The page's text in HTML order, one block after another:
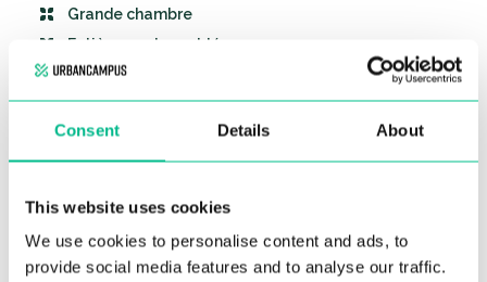
Consent Details About
This website uses cookies
We use cookies to personalise content and ads, to
provide social media features and to analyse our traffic.
Grande chambre
Entièrement meublé
Pour plus d'informations, contactez-nous au +34
DÉTAILS CLÉS
Grande chambre privée et indépendante
Salle de bain privée dans la chambre
Dépôt de garantie de 2 mois